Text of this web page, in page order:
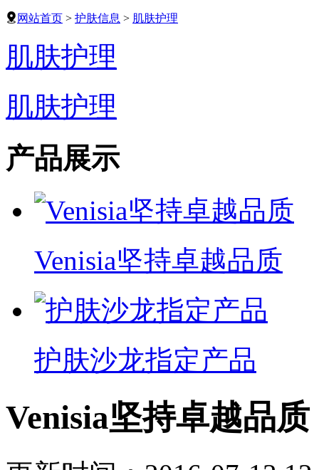
网站首页 > 护肤信息 > 肌肤护理
肌肤护理
肌肤护理
产品展示
Venisia坚持卓越品质
护肤沙龙指定产品
Venisia坚持卓越品质